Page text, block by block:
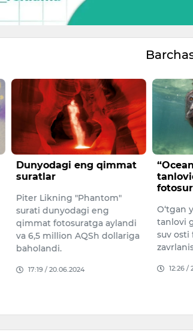
Dunyodagi eng qimmat
suratlar
Piter Likning "Phantom"
surati dunyodagi eng
qimmat fotosuratga aylandi
va 6,5 million AQSh dollariga
baholandi.
17:19 / 20.06.2024
O‘tgan
tanlovi
suv osti
12:26 /